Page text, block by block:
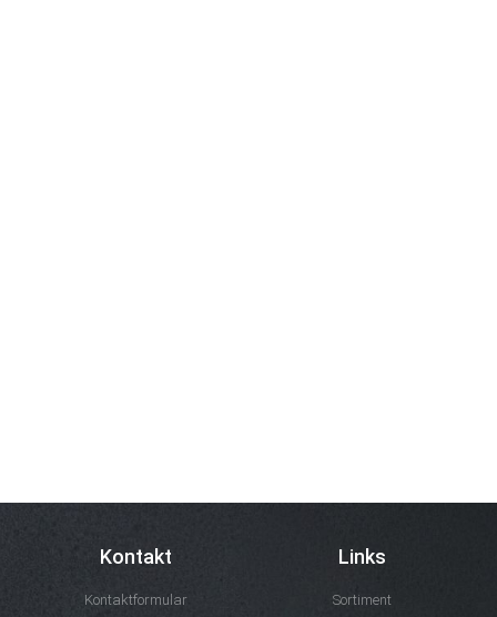
Kontakt
Kontaktformular
Links
Sortiment